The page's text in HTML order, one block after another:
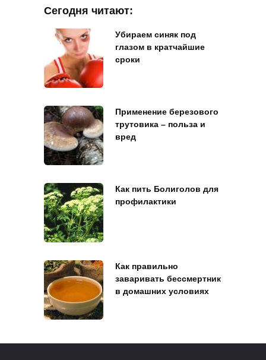
Сегодня читают:
Убираем синяк под
глазом в кратчайшие
сроки
Применение березового
трутовика – польза и
вред
Как пить Болиголов для
профилактики
Как правильно
заваривать бессмертник
в домашних условиях